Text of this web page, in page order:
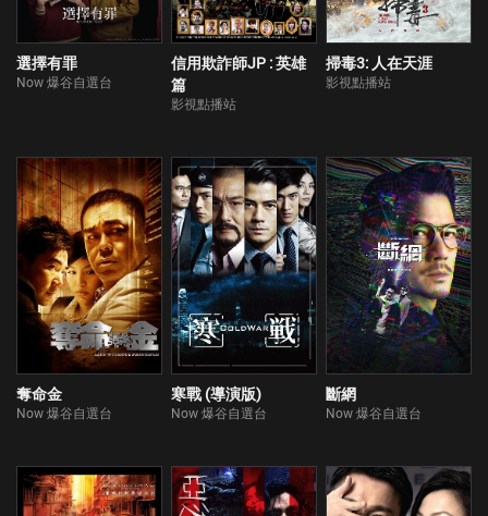
選擇有罪
Now 爆谷自選台
信用欺詐師JP : 英雄
篇
影視點播站
掃毒3: 人在天涯
影視點播站
奪命金
Now 爆谷自選台
寒戰 (導演版)
Now 爆谷自選台
斷網
Now 爆谷自選台